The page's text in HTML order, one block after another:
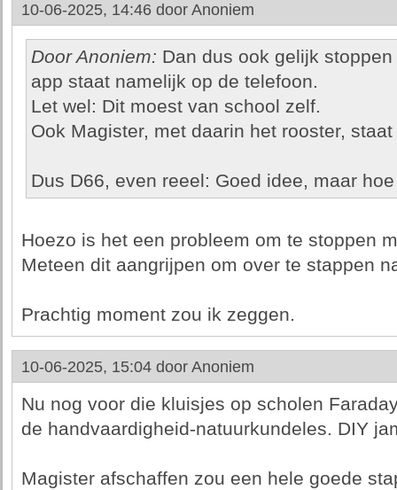
10-06-2025, 14:46 door Anoniem
Door Anoniem: Dan dus ook gelijk
app staat namelijk op de telefoon.
Let wel: Dit moest van school zelf.
Ook Magister, met daarin het rooster,
Dus D66, even reeel: Goed idee, maar
Hoezo is het een probleem om te stoppen
Meteen dit aangrijpen om over te stappen
Prachtig moment zou ik zeggen.
10-06-2025, 15:04 door Anoniem
Nu nog voor die kluisjes op scholen
de handvaardigheid-natuurkundeles. DIY
Magister afschaffen zou een hele goede